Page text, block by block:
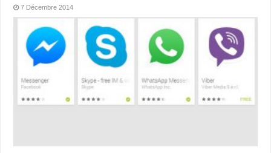
7 Décembre 2014